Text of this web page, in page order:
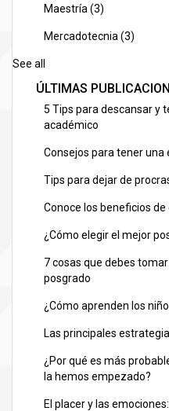
Maestría (3)
Mercadotecnia (3)
See all
ÚLTIMAS
5 Tips para descansar y
académico
Consejos para tener
Tips para dejar de
Conoce los beneficios
¿Cómo elegir el mejor
7 cosas que debes
posgrado
¿Cómo aprenden los
Las principales
¿Por qué es más
la hemos empezado?
El placer y las